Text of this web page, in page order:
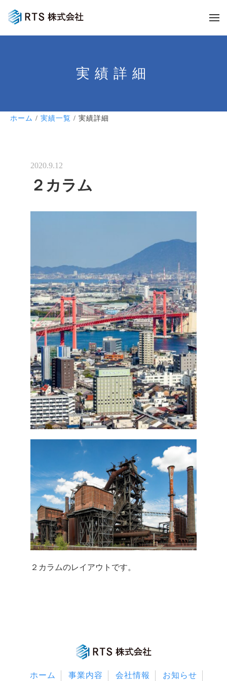
実績詳細
ホーム / 実績一覧 / 実績詳細
2020.9.12
２カラム
２カラムのレイアウトです。
ホーム 事業内容 会社情報 お知らせ